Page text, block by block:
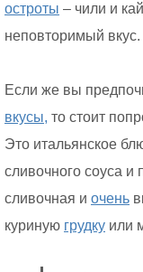
остроты – чили и
неповторимый вкус.
Если же вы
вкусы, то стоит
Это итальянское
сливочного соуса и
сливочная и очень
куриную грудку или